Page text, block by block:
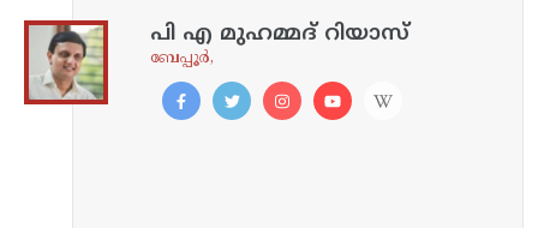
പി എ മുഹമ്മദ് റിയാസ്
ബേപ്പൂർ,